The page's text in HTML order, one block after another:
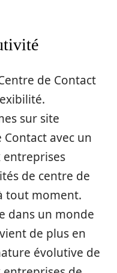
de Contact
sur site
avec un
entreprises
de centre de
tout moment.
dans un monde
de plus en
évolutive de